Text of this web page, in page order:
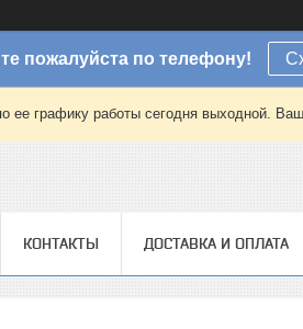
пожалуйста по телефону!
ее графику работы сегодня выходной.
КОНТАКТЫ ДОСТАВКА И ОПЛАТА